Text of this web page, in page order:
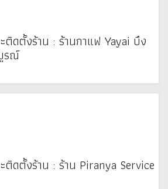
ดตั้งร้าน : ร้านกาแฟ Yayai บึง
รณ์
ดตั้งร้าน : ร้าน Piranya Service